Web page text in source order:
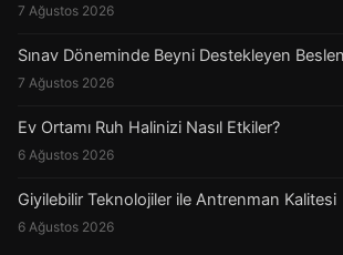
7 Ağustos 2026
Sınav Döneminde Beyni Destekleyen
7 Ağustos 2026
Ev Ortamı Ruh Halinizi Nasıl Etkiler?
6 Ağustos 2026
Giyilebilir Teknolojiler ile Antrenman Kalitesi
6 Ağustos 2026